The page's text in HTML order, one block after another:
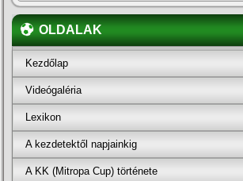
OLDALAK
Kezdőlap
Videógaléria
Lexikon
A kezdetektől napjainkig
A KK (Mitropa Cup) története